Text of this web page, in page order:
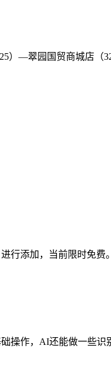
）—翠园国贸商城店（
行添加，当前限时免费。
操作，AI还能做一些